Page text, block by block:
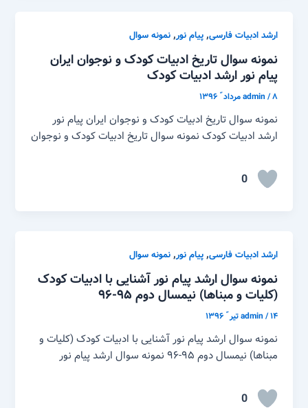
ارشد ادبیات فارسی,پیام نور,نمونه سوال
نمونه سوال تاریخ ادبیات کودک و نوجوان ایران
پیام نور ارشد ادبیات کودک
admin/۸ مرداد ّ ۱۳۹۶
نمونه سوال تاریخ ادبیات کودک و نوجوان ایران پیام نور
ارشد ادبیات کودک نمونه سوال تاریخ ادبیات کودک و نوجوان
0
ارشد ادبیات فارسی,پیام نور,نمونه سوال
نمونه سوال ارشد پیام نور آشنایی با ادبیات کودک
(کلیات و مبناها) نیمسال دوم ۹۵-۹۶
admin/۱۴ تیر ّ ۱۳۹۶
نمونه سوال ارشد پیام نور آشنایی با ادبیات کودک (کلیات و
مبناها) نیمسال دوم ۹۵-۹۶ نمونه سوال ارشد پیام نور
0